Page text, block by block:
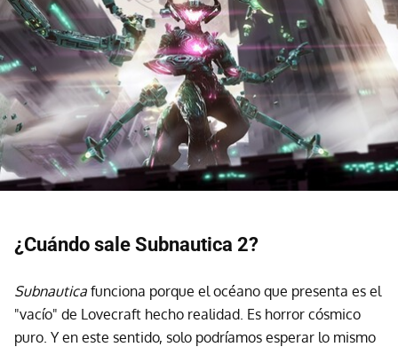
¿Cuándo sale Subnautica 2?
Subnautica funciona porque el océano que presenta es el
"vacío" de Lovecraft hecho realidad. Es horror cósmico
puro. Y en este sentido, solo podríamos esperar lo mismo